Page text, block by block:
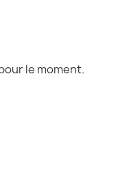
le moment.